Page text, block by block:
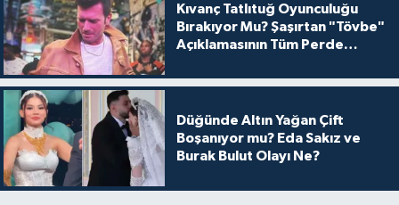
Kıvanç Tatlıtuğ Oyunculuğu
Bırakıyor Mu? Şaşırtan "Tövbe"
Açıklamasının Tüm Perde
Düğünde Altın Yağan Çift
Boşanıyor mu? Eda Sakız ve
Burak Bulut Olayı Ne?